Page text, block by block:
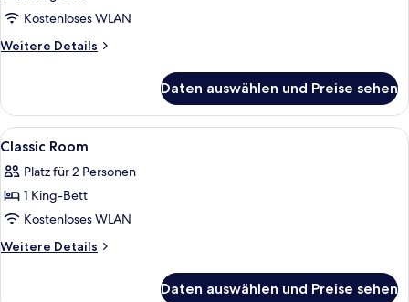
Room
anzeigen
Kostenloses WLAN
Weitere Details
Weitere
Large
Room
Daten auswählen und Preise sehen
Alle
Fotos
für
Classic
Room
anzeigen
Ein Schlafzimmer mit Bett, Sessel,
6
Classic Room
Platz für 2 Personen
1 King-Bett
Kostenloses WLAN
Weitere Details
Weitere
Daten auswählen und Preise sehen